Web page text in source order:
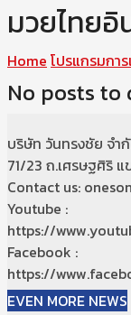
มวยไทยอิ
Home โปรแกรมกา
No posts to
บริษัท วันทรงชัย จำ
71/23 ถ.เศรษฐศิริ
Contact us:
Youtube :
https://
Facebook :
https://
EVEN MORE NEWS